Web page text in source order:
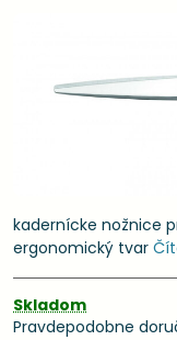
kadernícke nožnice
ergonomický tvar
Skladom
Pravdepodobne